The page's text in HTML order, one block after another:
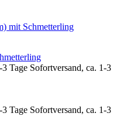
Sofortversand, ca. 1-3
Sofortversand, ca. 1-3